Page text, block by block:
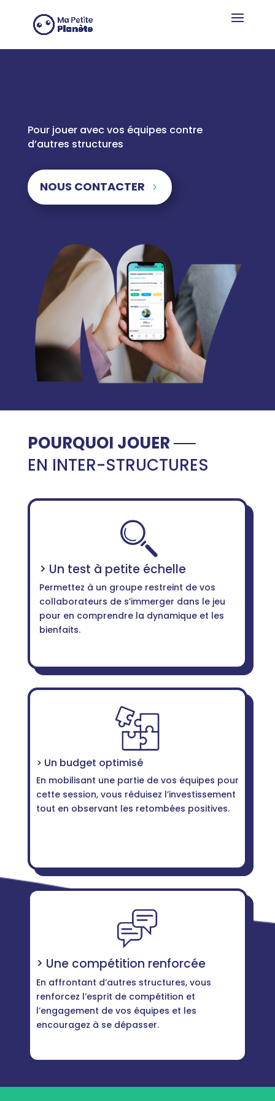
Pour jouer avec vos équipes contre
d’autres structures
NOUS CONTACTER
POURQUOI JOUER
EN INTER-STRUCTURES
> Un test à petite échelle
Permettez à un groupe restreint de vos
collaborateurs de s’immerger dans le jeu
pour en comprendre la dynamique et les
bienfaits.
> Un budget optimisé
En mobilisant une partie de vos équipes pour
cette session, vous réduisez l’investissement
tout en observant les retombées positives.
> Une compétition renforcée
En affrontant d’autres structures, vous
renforcez l’esprit de compétition et
l’engagement de vos équipes et les
encouragez à se dépasser.